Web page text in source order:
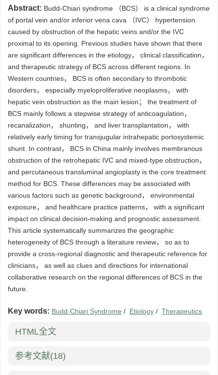
Abstract: Budd-Chiari syndrome （BCS） is a clinical syndrome
of portal vein and/or inferior vena cava （IVC） hypertension
caused by obstruction of the hepatic veins and/or the IVC
proximal to its opening. Previous studies have shown that there
are significant differences in the etiology， clinical classification，
and therapeutic strategy of BCS across different regions. In
Western countries， BCS is often secondary to thrombotic
disorders， especially myeloproliferative neoplasms， with
hepatic vein obstruction as the main lesion； the treatment of
BCS mainly follows a stepwise strategy of anticoagulation，
recanalization， shunting， and liver transplantation， with
relatively early timing for transjugular intrahepatic portosystemic
shunt. In contrast， BCS in China mainly involves membranous
obstruction of the retrohepatic IVC and mixed-type obstruction，
and percutaneous transluminal angioplasty is the core treatment
method for BCS. These differences may be associated with
various factors such as genetic background， environmental
exposure， and healthcare practice patterns， with a significant
impact on clinical decision-making and prognostic assessment.
This article systematically summarizes the geographic
heterogeneity of BCS through a literature review， so as to
provide a cross-regional diagnostic and therapeutic reference for
clinicians， as well as clues and directions for international
collaborative research on the regional differences of BCS in the
future.
Key words: Budd-Chiari Syndrome / Etiology / Therapeutics
HTML全文
参考文献(18)